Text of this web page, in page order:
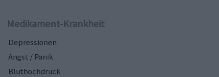
Medikament-Krankheit
Depressionen
Angst / Panik
Bluthochdruck